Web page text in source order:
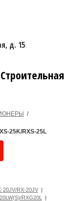
д. 15
/
25K/RXS-25L
20JV/RX-20JV|
RXG20L
|